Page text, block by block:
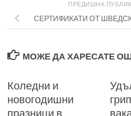
ПРЕДИШНА
СЕРТИФИКАТИ ОТ
МОЖЕ ДА ХАРЕСАТЕ
Коледни и
новогодишни